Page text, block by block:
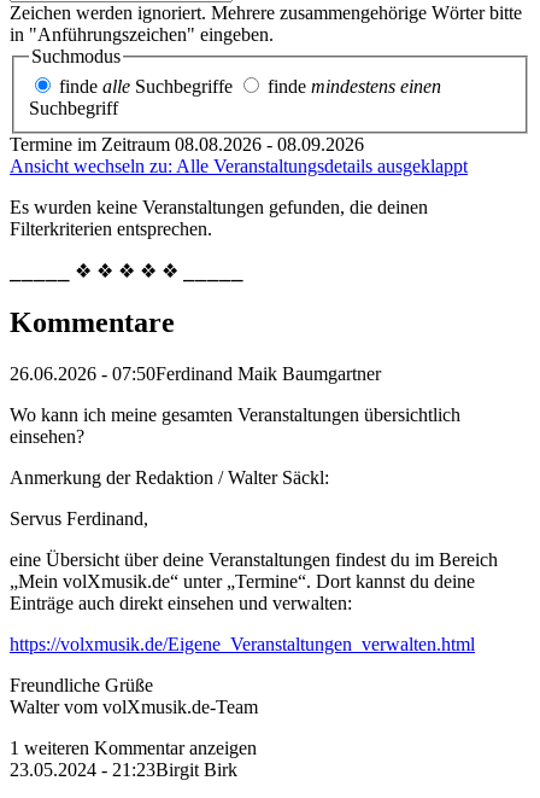
Zeichen werden ignoriert. Mehrere zusammengehörige Wörter bitte
in "Anführungszeichen" eingeben.
Suchmodus
finde alle Suchbegriffe finde mindestens einen
Suchbegriff
Termine im Zeitraum 08.08.2026 - 08.09.2026
Ansicht wechseln zu: Alle Veranstaltungsdetails ausgeklappt
Es wurden keine Veranstaltungen gefunden, die deinen
Filterkriterien entsprechen.
⎯⎯⎯⎯⎯ ❖ ❖ ❖ ❖ ❖ ⎯⎯⎯⎯⎯
Kommentare
26.06.2026 - 07:50Ferdinand Maik Baumgartner
Wo kann ich meine gesamten Veranstaltungen übersichtlich
einsehen?
Anmerkung der Redaktion /Walter Säckl:
Servus Ferdinand,
eine Übersicht über deine Veranstaltungen findest du im Bereich
„Mein volXmusik.de“ unter „Termine“. Dort kannst du deine
Einträge auch direkt einsehen und verwalten:
https://volxmusik.de/Eigene_Veranstaltungen_verwalten.html
Freundliche Grüße
Walter vom volXmusik.de-Team
1 weiteren Kommentar anzeigen
23.05.2024 - 21:23Birgit Birk